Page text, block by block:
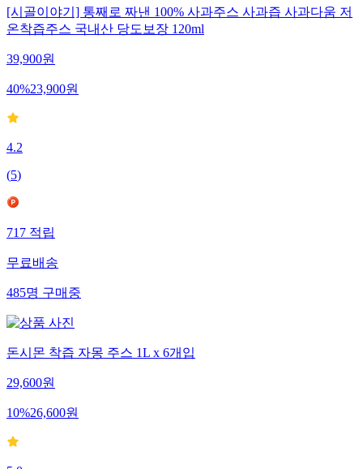
[시골이야기] 통째로 짜낸 100% 사과주스 사과즙 사과다움 저
온착즙주스 국내산 당도보장 120ml
39,900원
40%23,900원
4.2
(5)
717적립
무료배송
485명구매중
돈시몬 착즙 자몽 주스 1L x 6개입
29,600원
10%26,600원